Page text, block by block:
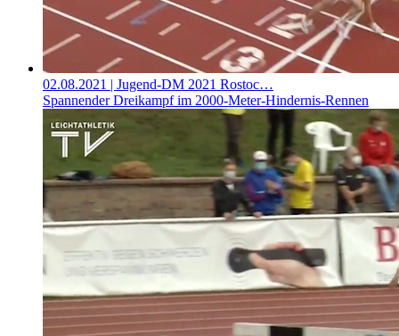
02.08.2021 | Jugend-DM 2021 Rostoc…
Spannender Dreikampf im 2000-Meter-Hindernis-Rennen